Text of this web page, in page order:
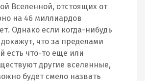
Вселенной, отстоящих от
на 46 миллиардов
Однако если когда-нибудь
что за пределами
есть что-то еще или
другие вселенные,
будет смело назвать